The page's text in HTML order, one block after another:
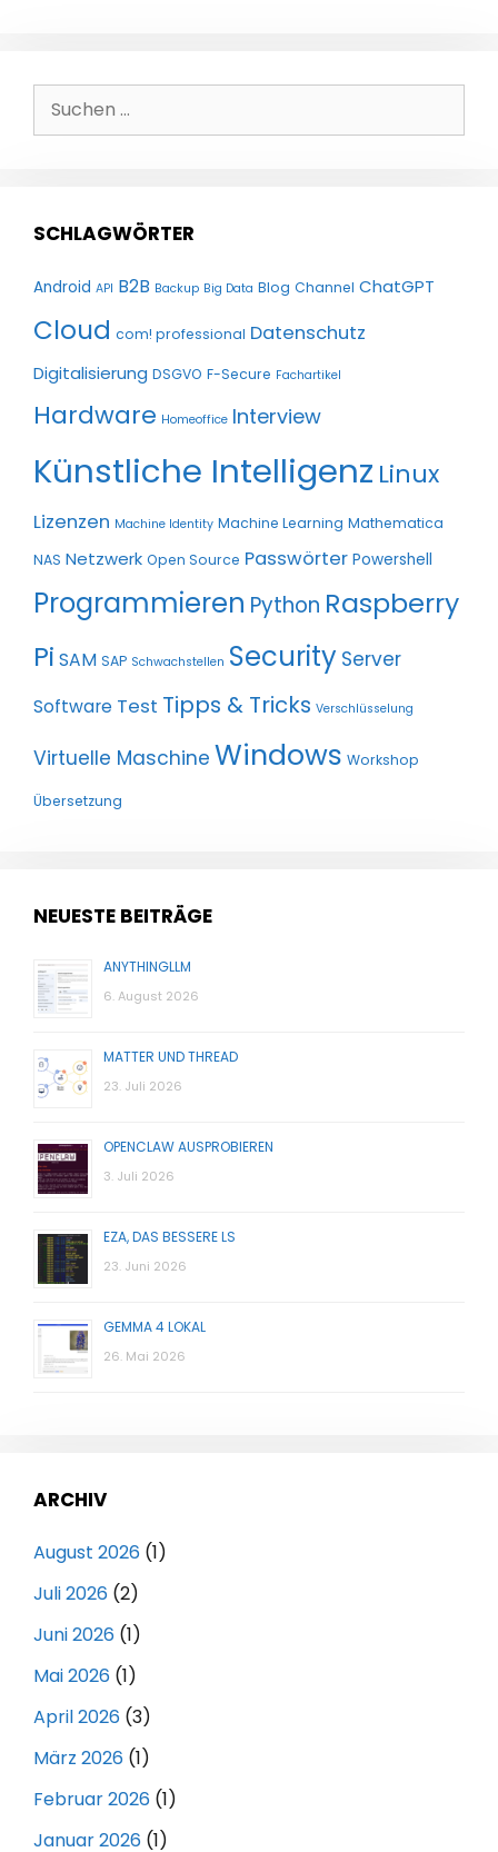
Suchen
nach:
SCHLAGWÖRTER
Android API B2B Backup Big Data Blog Channel ChatGPT
Cloud com! professional Datenschutz
Digitalisierung DSGVO F-Secure Fachartikel
Hardware Homeoffice Interview
Künstliche Intelligenz Linux
Lizenzen Machine Identity Machine Learning Mathematica
NAS Netzwerk Open Source Passwörter Powershell
Programmieren Python Raspberry
Pi SAM SAP Schwachstellen Security Server
Software Test Tipps & Tricks Verschlüsselung
Virtuelle Maschine Windows Workshop
Übersetzung
NEUESTE BEITRÄGE
ANYTHINGLLM
6. August 2026
MATTER UND THREAD
23. Juli 2026
OPENCLAW AUSPROBIEREN
3. Juli 2026
EZA, DAS BESSERE LS
23. Juni 2026
GEMMA 4 LOKAL
26. Mai 2026
ARCHIV
August 2026 (1)
Juli 2026 (2)
Juni 2026 (1)
Mai 2026 (1)
April 2026 (3)
März 2026 (1)
Februar 2026 (1)
Januar 2026 (1)